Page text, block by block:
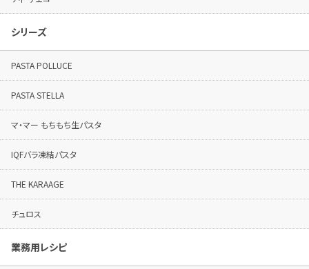
シリーズ
PASTA POLLUCE
PASTA STELLA
マ・マー もちもち生パスタ
IQFバラ凍結パスタ
THE KARAAGE
チュロス
業務用レシピ